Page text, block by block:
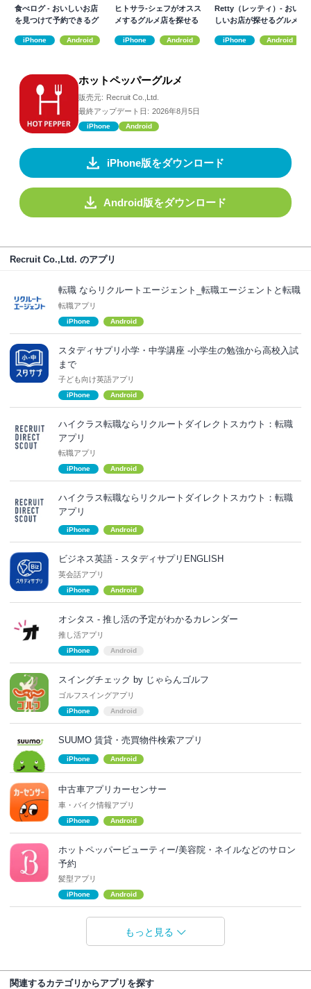
食べログ - おいしいお店
を見つけて予約できるグ
iPhone Android
ヒトサラ-シェフがオスス
メするグルメ店を探せる
iPhone Android
Retty（レッティ）- おい
しいお店が探せるグルメ
iPhone Android
ホットペッパーグルメ
販売元: Recruit Co.,Ltd.
最終アップデート日: 2026年8月5日
iPhone Android
iPhone版をダウンロード
Android版をダウンロード
Recruit Co.,Ltd. のアプリ
転職 ならリクルートエージェント_転職エージェントと転職
転職アプリ
iPhone Android
スタディサプリ小学・中学講座 -小学生の勉強から高校入試
まで
子ども向け英語アプリ
iPhone Android
ハイクラス転職ならリクルートダイレクトスカウト：転職
アプリ
転職アプリ
iPhone Android
ハイクラス転職ならリクルートダイレクトスカウト：転職
アプリ
iPhone Android
ビジネス英語 - スタディサプリENGLISH
英会話アプリ
iPhone Android
オシタス - 推し活の予定がわかるカレンダー
推し活アプリ
iPhone Android
スイングチェック by じゃらんゴルフ
ゴルフスイングアプリ
iPhone Android
SUUMO 賃貸・売買物件検索アプリ
iPhone Android
中古車アプリカーセンサー
車・バイク情報アプリ
iPhone Android
ホットペッパービューティー/美容院・ネイルなどのサロン
予約
髪型アプリ
iPhone Android
もっと見る
関連するカテゴリからアプリを探す